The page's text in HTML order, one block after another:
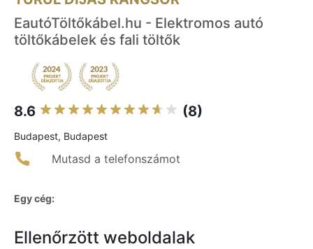
EautóTöltőkábel.hu - Elektromos autó
töltőkábelek és fali töltők
8.6 (8)
Budapest, Budapest
Mutasd a telefonszámot
Egy cég:
Ellenőrzött weboldalak